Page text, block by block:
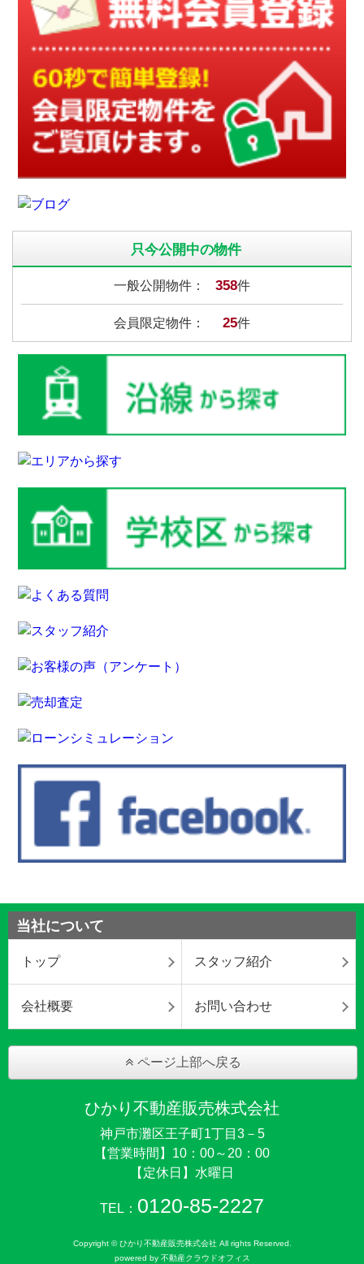
只今公開中の物件
一般公開物件： 358件
会員限定物件： 25件
当社について
トップ スタッフ紹介
会社概要 お問い合わせ
ページ上部へ戻る
ひかり不動産販売株式会社
神戸市灘区王子町1丁目3－5
【営業時間】10：00～20：00
【定休日】水曜日
TEL： 0120-85-2227
Copyright © ひかり不動産販売株式会社 All rights Reserved.
powered by 不動産クラウドオフィス